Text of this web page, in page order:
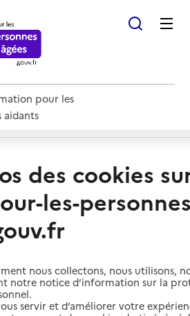
pour les
aidants
de familles, de soutien par
parents d'usagers, de familles, de soutien
des 162
parents
de soutien
des cookies
les-
nous collectons, nous utilisons,
notre notice d’information sur la
servir et d’améliorer votre